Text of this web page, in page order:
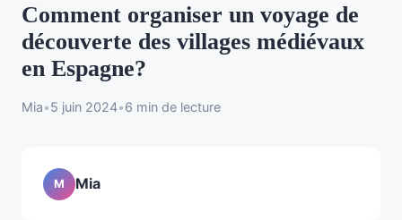
Comment organiser un voyage de
découverte des villages médiévaux
en Espagne?
Mia•5 juin 2024•6 min de lecture
M Mia